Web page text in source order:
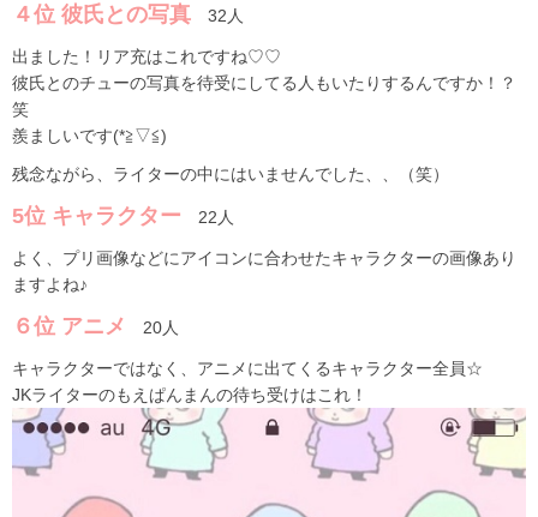
４位 彼氏との写真 32人
出ました！リア充はこれですね♡♡
彼氏とのチューの写真を待受にしてる人もいたりするんですか！？
笑
羨ましいです(*≧▽≦)
残念ながら、ライターの中にはいませんでした、、（笑）
5位 キャラクター 22人
よく、プリ画像などにアイコンに合わせたキャラクターの画像あり
ますよね♪
６位 アニメ 20人
キャラクターではなく、アニメに出てくるキャラクター全員☆
JKライターのもえぱんまんの待ち受けはこれ！